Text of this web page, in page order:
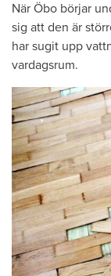
När Öbo börjar
sig att den är
har sugit upp
vardagsrum.